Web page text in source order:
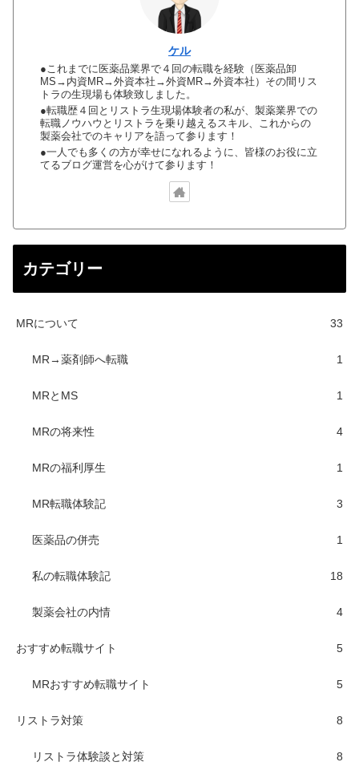
ケル
●これまでに医薬品業界で４回の転職を経験（医薬品卸
MS→内資MR→外資本社→外資MR→外資本社）その間リス
トラの生現場も体験致しました。
●転職歴４回とリストラ生現場体験者の私が、製薬業界での
転職ノウハウとリストラを乗り越えるスキル、これからの
製薬会社でのキャリアを語って参ります！
●一人でも多くの方が幸せになれるように、皆様のお役に立
てるブログ運営を心がけて参ります！
カテゴリー
MRについて 33
MR→薬剤師へ転職 1
MRとMS 1
MRの将来性 4
MRの福利厚生 1
MR転職体験記 3
医薬品の併売 1
私の転職体験記 18
製薬会社の内情 4
おすすめ転職サイト 5
MRおすすめ転職サイト 5
リストラ対策 8
リストラ体験談と対策 8